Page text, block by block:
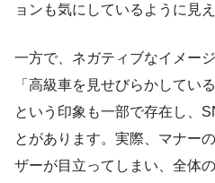
ョンも気にしているように見え
一方で、ネガティブなイメー
「高級車を見せびらかしてい
という印象も一部で存在し、
とがあります。実際、マナー
ザーが目立ってしまい、全体